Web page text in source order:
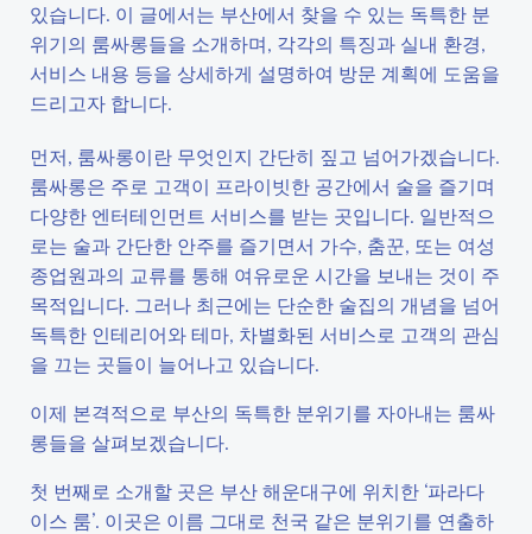
있습니다. 이 글에서는 부산에서 찾을 수 있는 독특한 분
위기의 룸싸롱들을 소개하며, 각각의 특징과 실내 환경,
서비스 내용 등을 상세하게 설명하여 방문 계획에 도움을
드리고자 합니다.
먼저, 룸싸롱이란 무엇인지 간단히 짚고 넘어가겠습니다.
룸싸롱은 주로 고객이 프라이빗한 공간에서 술을 즐기며
다양한 엔터테인먼트 서비스를 받는 곳입니다. 일반적으
로는 술과 간단한 안주를 즐기면서 가수, 춤꾼, 또는 여성
종업원과의 교류를 통해 여유로운 시간을 보내는 것이 주
목적입니다. 그러나 최근에는 단순한 술집의 개념을 넘어
독특한 인테리어와 테마, 차별화된 서비스로 고객의 관심
을 끄는 곳들이 늘어나고 있습니다.
이제 본격적으로 부산의 독특한 분위기를 자아내는 룸싸
롱들을 살펴보겠습니다.
첫 번째로 소개할 곳은 부산 해운대구에 위치한 ‘파라다
이스 룸’. 이곳은 이름 그대로 천국 같은 분위기를 연출하